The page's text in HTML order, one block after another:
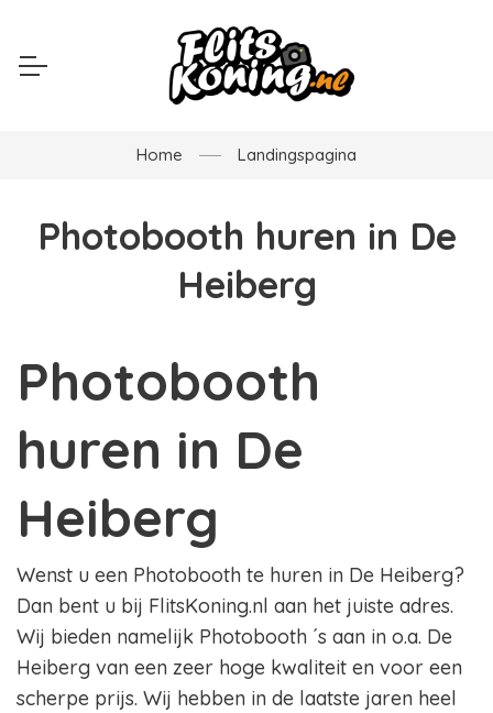
Home Landingspagina
Photobooth huren in De
Heiberg
Photobooth
huren in De
Heiberg
Wenst u een Photobooth te huren in De Heiberg?
Dan bent u bij FlitsKoning.nl aan het juiste adres.
Wij bieden namelijk Photobooth ´s aan in o.a. De
Heiberg van een zeer hoge kwaliteit en voor een
scherpe prijs. Wij hebben in de laatste jaren heel